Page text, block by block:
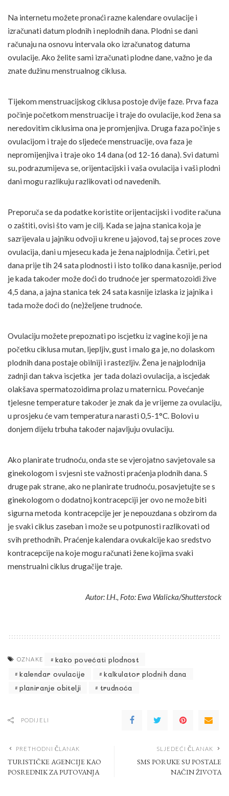
Na internetu možete pronaći razne kalendare ovulacije i
izračunati datum plodnih i neplodnih dana. Plodni se dani
računaju na osnovu intervala oko izračunatog datuma
ovulacije. Ako želite sami izračunati plodne dane, važno je da
znate dužinu menstrualnog ciklusa.
Tijekom menstruacijskog ciklusa postoje dvije faze. Prva faza
počinje početkom menstruacije i traje do ovulacije, kod žena sa
neredovitim ciklusima ona je promjenjiva. Druga faza počinje s
ovulacijom i traje do sljedeće menstruacije, ova faza je
nepromijenjiva i traje oko 14 dana (od 12-16 dana). Svi datumi
su, podrazumijeva se, orijentacijski i vaša ovulacija i vaši plodni
dani mogu razlikuju razlikovati od navedenih.
Preporuča se da podatke koristite orijentacijski i vodite računa
o zaštiti, ovisi što vam je cilj. Kada se jajna stanica koja je
sazrijevala u jajniku odvoji u krene u jajovod, taj se proces zove
ovulacija, dani u mjesecu kada je žena najplodnija. Četiri, pet
dana prije tih 24 sata plodnosti i isto toliko dana kasnije, period
je kada također može doći do trudnoće jer spermatozoidi žive
4,5 dana, a jajna stanica tek 24 sata kasnije izlaska iz jajnika i
tada može doći do (ne)željene trudnoće.
Ovulaciju možete prepoznati po iscjetku iz vagine koji je na
početku ciklusa mutan, ljepljiv, gust i malo ga je, no dolaskom
plodnih dana postaje obilniji i rastezljiv. Žena je najplodnija
zadnji dan takva iscjetka jer tada dolazi ovulacija, a iscjedak
olakšava spermatozoidima prolaz u maternicu. Povećanje
tjelesne temperature također je znak da je vrijeme za ovulaciju,
u prosjeku će vam temperatura narasti 0,5-1°C. Bolovi u
donjem dijelu trbuha također najavljuju ovulaciju.
Ako planirate trudnoću, onda ste se vjerojatno savjetovale sa
ginekologom i svjesni ste važnosti praćenja plodnih dana. S
druge pak strane, ako ne planirate trudnoću, posavjetujte se s
ginekologom o dodatnoj kontracepciji jer ovo ne može biti
sigurna metoda kontracepcije jer je nepouzdana s obzirom da
je svaki ciklus zaseban i može se u potpunosti razlikovati od
svih prethodnih. Praćenje kalendara ovukalcije kao sredstvo
kontracepcije na koje mogu računati žene kojima svaki
menstrualni ciklus drugačije traje.
Autor: I.H., Foto: Ewa Walicka/Shutterstock
OZNAKE
kako povećati plodnost
kalendar ovulacije
kalkulator plodnih dana
planiranje obitelji
trudnoća
PODIJELI
PRETHODNI ČLANAK
TURISTIČKE AGENCIJE KAO
POSREDNIK ZA PUTOVANJA
SLJEDEĆI ČLANAK
SMS PORUKE SU POSTALE
NAČIN ŽIVOTA